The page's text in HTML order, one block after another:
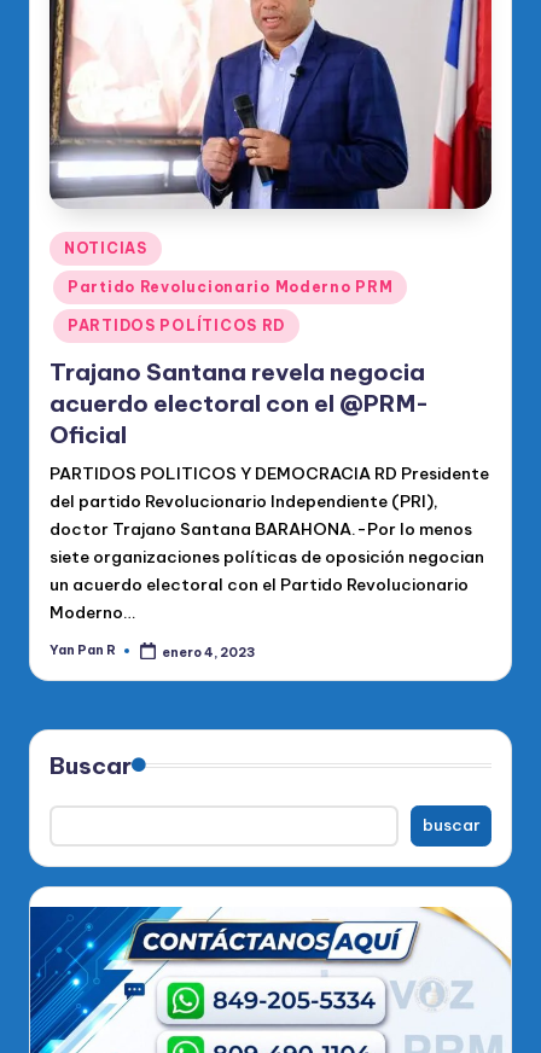
di
c
o
O
fi
ci
al
d
el
P
R
M
Publicado
en
NOTICIAS
Partido Revolucionario Moderno PRM
PARTIDOS POLÍTICOS RD
Trajano Santana revela negocia
acuerdo electoral con el @PRM-
Oficial
PARTIDOS POLITICOS Y DEMOCRACIA RD Presidente
del partido Revolucionario Independiente (PRI),
doctor Trajano Santana BARAHONA.-Por lo menos
siete organizaciones políticas de oposición negocian
un acuerdo electoral con el Partido Revolucionario
Moderno…
Publicado
Yan Pan R enero 4, 2023
Buscar
buscar